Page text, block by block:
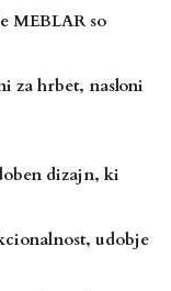
MEBLAR so
za hrbet, nasloni
dizajn, ki
udobje